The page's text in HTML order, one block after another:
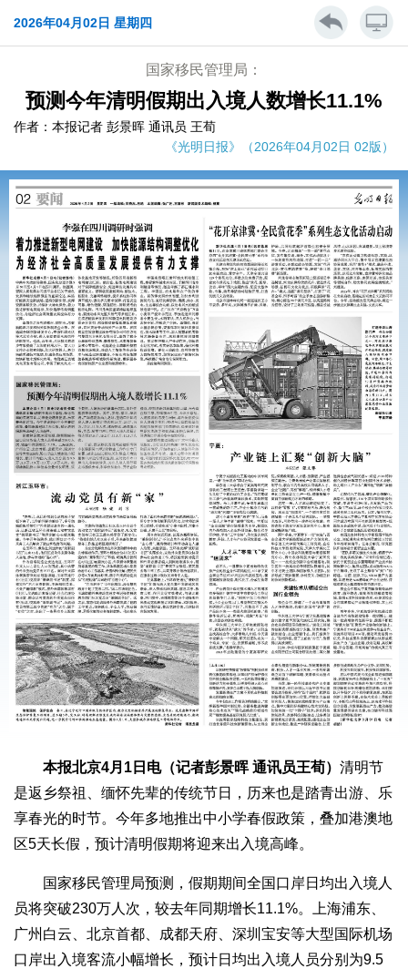
2026年04月02日 星期四
国家移民管理局：
预测今年清明假期出入境人数增长11.1%
作者：本报记者 彭景晖 通讯员 王荀
《光明日报》（2026年04月02日 02版）
本报北京4月1日电（记者彭景晖 通讯员王荀） 清明节
是返乡祭祖、缅怀先辈的传统节日，历来也是踏青出游、乐
享春光的时节。今年多地推出中小学春假政策，叠加港澳地
区5天长假，预计清明假期将迎来出入境高峰。
国家移民管理局预测，假期期间全国口岸日均出入境人
员将突破230万人次，较去年同期增长11.1%。上海浦东、
广州白云、北京首都、成都天府、深圳宝安等大型国际机场
口岸出入境客流小幅增长，预计日均出入境人员分别为9.5